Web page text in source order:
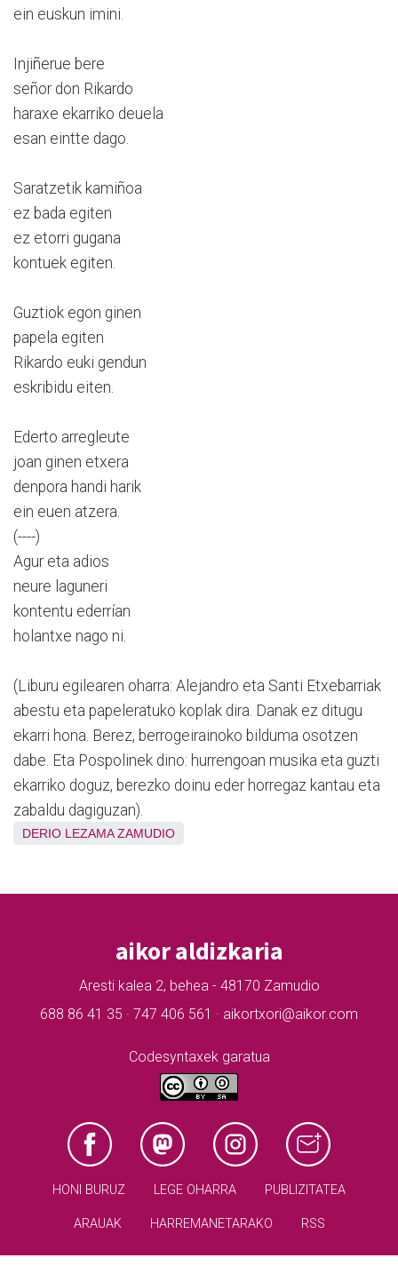
ein euskun imini.
Injiñerue bere
señor don Rikardo
haraxe ekarriko deuela
esan eintte dago.
Saratzetik kamiñoa
ez bada egiten
ez etorri gugana
kontuek egiten.
Guztiok egon ginen
papela egiten
Rikardo euki gendun
eskribidu eiten.
Ederto arregleute
joan ginen etxera
denpora handi harik
ein euen atzera.
(----)
Agur eta adios
neure laguneri
kontentu ederrían
holantxe nago ni.
(Liburu egilearen oharra: Alejandro eta Santi Etxebarriak
abestu eta papeleratuko koplak dira. Danak ez ditugu
ekarri hona. Berez, berrogeirainoko bilduma osotzen
dabe. Eta Pospolinek dino: hurrengoan musika eta guzti
ekarriko doguz, berezko doinu eder horregaz kantau eta
zabaldu dagiguzan).
DERIO LEZAMA ZAMUDIO
aikor aldizkaria
Aresti kalea 2, behea - 48170 Zamudio
688 86 41 35 · 747 406 561 · aikortxori@aikor.com
Codesyntaxek garatua
HONI BURUZ LEGE OHARRA PUBLIZITATEA
ARAUAK HARREMANETARAKO RSS